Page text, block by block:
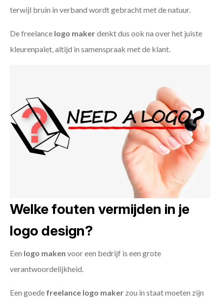
terwijl bruin in verband wordt gebracht met de natuur.
De freelance logo makerdenkt dus ook na over het juiste
kleurenpalet, altijd in samenspraak met de klant.
Welke fouten vermijden in je
logo design?
Een logo maken voor een bedrijf is een grote
verantwoordelijkheid.
Een goede freelance logo maker zou in staat moeten zijn